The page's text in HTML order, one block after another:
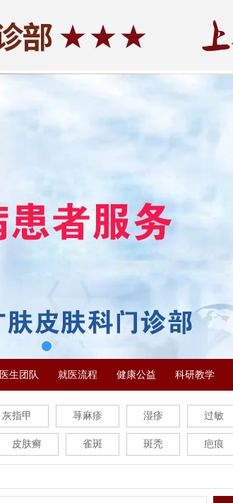
医生团队 就医流程 健康公益 科研教学
灰指甲 荨麻疹 湿疹 过敏
皮肤癣 雀斑 斑秃 疤痕